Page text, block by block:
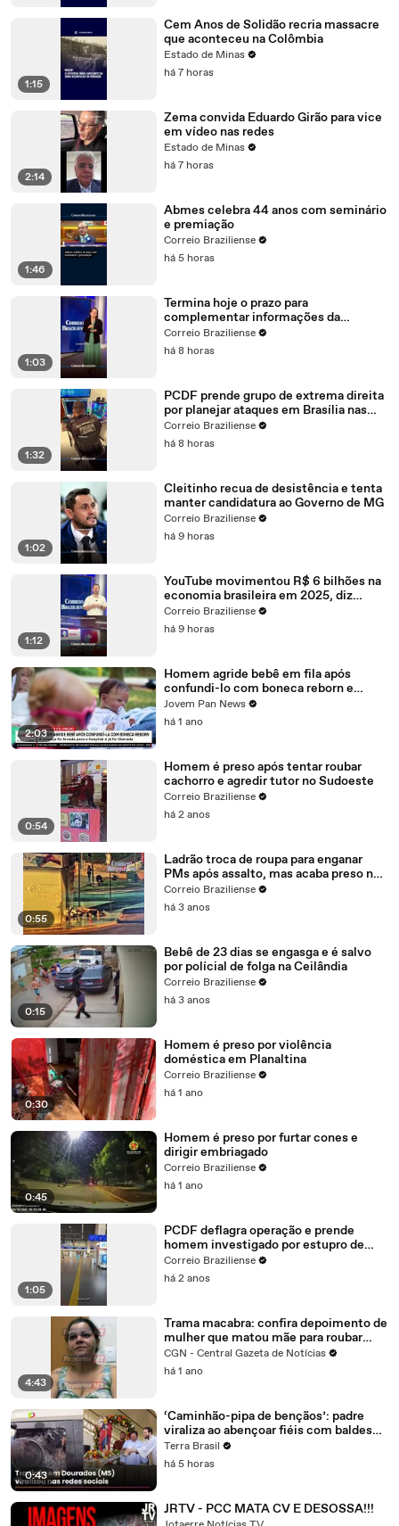
1:15
Cem Anos de Solidão recria massacre
que aconteceu na Colômbia
Estado de Minas
há 7 horas
2:14
Zema convida Eduardo Girão para vice
em vídeo nas redes
Estado de Minas
há 7 horas
1:46
Abmes celebra 44 anos com seminário
e premiação
Correio Braziliense
há 5 horas
1:03
Termina hoje o prazo para
complementar informações da
inscrição no Fies
Correio Braziliense
há 8 horas
1:32
PCDF prende grupo de extrema direita
por planejar ataques em Brasília nas
eleições
Correio Braziliense
há 8 horas
1:02
Cleitinho recua de desistência e tenta
manter candidatura ao Governo de MG
Correio Braziliense
há 9 horas
1:12
YouTube movimentou R$ 6 bilhões na
economia brasileira em 2025, diz
Google
Correio Braziliense
há 9 horas
2:03
Homem agride bebê em fila após
confundi-lo com boneca reborn e
acaba preso
Jovem Pan News
há 1 ano
0:54
Homem é preso após tentar roubar
cachorro e agredir tutor no Sudoeste
Correio Braziliense
há 2 anos
0:55
Ladrão troca de roupa para enganar
PMs após assalto, mas acaba preso no
DF
Correio Braziliense
há 3 anos
0:15
Bebê de 23 dias se engasga e é salvo
por polícial de folga na Ceilândia
Correio Braziliense
há 3 anos
0:30
Homem é preso por violência
doméstica em Planaltina
Correio Braziliense
há 1 ano
0:45
Homem é preso por furtar cones e
dirigir embriagado
Correio Braziliense
há 1 ano
1:05
PCDF deflagra operação e prende
homem investigado por estupro de
criança
Correio Braziliense
há 2 anos
4:43
Trama macabra: confira depoimento de
mulher que matou mãe para roubar
bebê
CGN - Central Gazeta de Notícias
há 1 ano
0:43
‘Caminhão-pipa de bençãos’: padre
viraliza ao abençoar fiéis com baldes
de água benta em MS
Terra Brasil
há 5 horas
JRTV - PCC MATA CV E DESOSSA!!!